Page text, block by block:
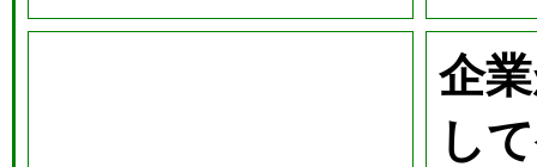
企
し